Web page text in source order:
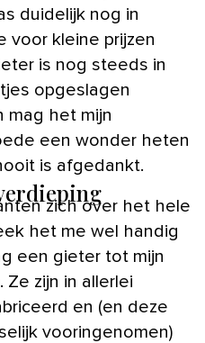
duidelijk nog in
voor kleine prijzen
is nog steeds in
opgeslagen
mag het mijn
een wonder heten
is afgedankt.
zich over het hele
het me wel handig
een gieter tot mijn
zijn in allerlei
en (en deze
vooringenomen)